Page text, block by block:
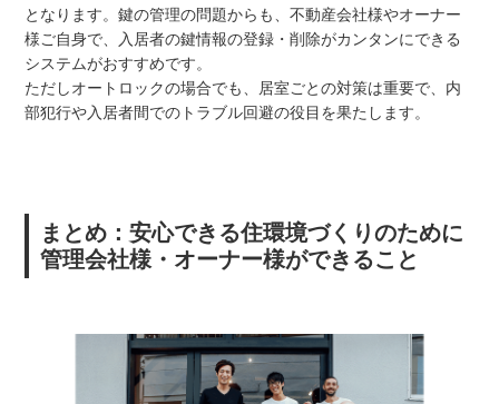
となります。鍵の管理の問題からも、不動産会社様やオーナー
様ご自身で、入居者の鍵情報の登録・削除がカンタンにできる
システムがおすすめです。
ただしオートロックの場合でも、居室ごとの対策は重要で、内
部犯行や入居者間でのトラブル回避の役目を果たします。
まとめ：安心できる住環境づくりのために
管理会社様・オーナー様ができること